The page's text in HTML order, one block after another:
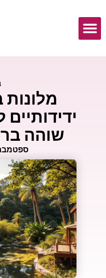
מלונות
שוהה
ספטמבר 27,